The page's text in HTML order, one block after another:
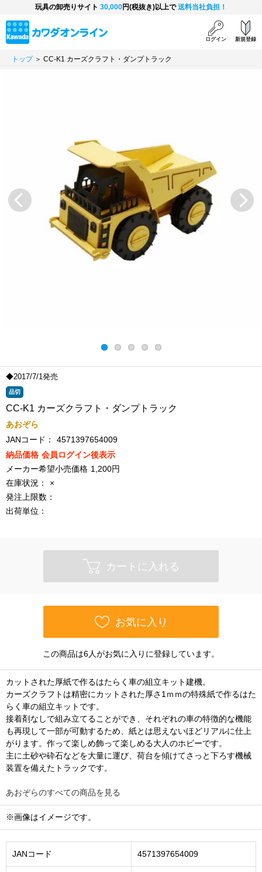
玩具の卸売りサイト 30,000円(税抜き)以上で送料当社負担！
ログイン 新規登録
トップ＞ CC-K1 カーズクラフト・ダンプトラック
◆2017/7/1発売
品切
CC-K1 カーズクラフト・ダンプトラック
あおぞら
JANコード：
4571397654009
納品価格 会員ログイン後表示
メーカー希望小売価格 1,200円
在庫状況：
×
発注上限数：
出荷単位：
カートに入れる
お気に入り
この商品は6人がお気に入りに登録しています。
カットされた厚紙で作るはたらく車の組立キット建機。
カーズクラフトは精密にカットされた厚さ1ｍｍの特殊紙で作るはた
らく車の組立キットです。
接着剤なしで組み立てることができ、それぞれの車の特徴的な機能
も再現して一部が可動するため、紙とは思えないほどリアルに仕上
がります。作って楽しめ飾って楽しめる大人のホビーです。
主に土砂や砕石などを大量に運び、荷台を傾けてさっと下ろす機械
装置を備えたトラックです。
あおぞらのすべての商品を見る
※画像はイメージです。
JANコード 4571397654009